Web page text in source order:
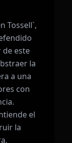
Tossell`,
este
la
a una
con
el
la